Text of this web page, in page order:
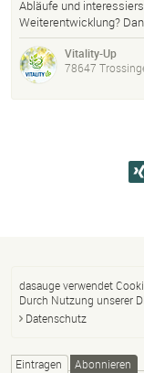
Abläufe und
Weiterentwicklung?
Vitality-Up
78647
dasauge verwendet
Durch Nutzung unserer
Datenschutz
Eintragen Abonnieren